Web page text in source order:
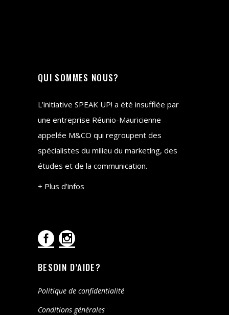
QUI SOMMES NOUS?
L’initiative SPEAK UP! a été insufflée par
une entreprise Réunio-Mauricienne
appelée M&CO qui regroupent des
spécialistes du milieu du marketing, des
études et de la communication.
+ Plus d’infos
BESOIN D’AIDE?
Politique de confidentialité
Conditions générales